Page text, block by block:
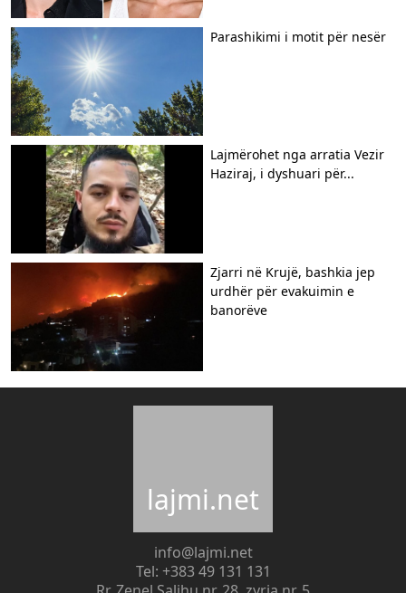
Parashikimi i motit për nesër
Lajmërohet nga arratia Vezir
Haziraj, i dyshuari për...
Zjarri në Krujë, bashkia jep
urdhër për evakuimin e
banorëve
lajmi.net
info@lajmi.net
Tel: +383 49 131 131